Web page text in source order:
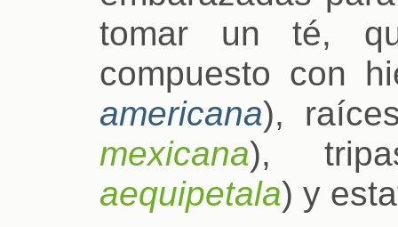
tomar un té,
compuesto con
americana),
mexicana),
aequipetala) y